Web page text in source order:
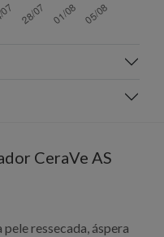
CeraVe AS
ressecada, áspera